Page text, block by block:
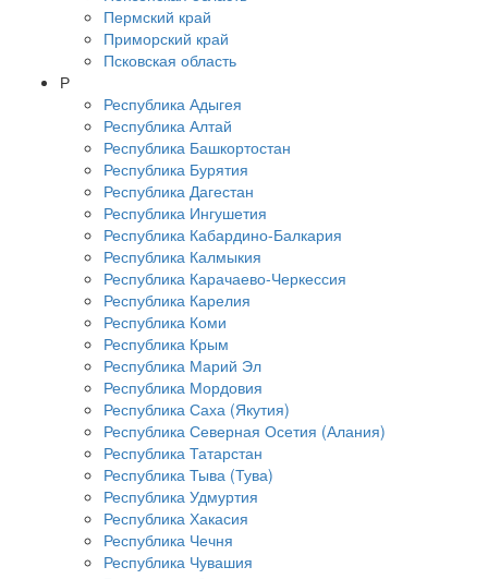
Пермский край
Приморский край
Псковская область
Р
Республика Адыгея
Республика Алтай
Республика Башкортостан
Республика Бурятия
Республика Дагестан
Республика Ингушетия
Республика Кабардино-Балкария
Республика Калмыкия
Республика Карачаево-Черкессия
Республика Карелия
Республика Коми
Республика Крым
Республика Марий Эл
Республика Мордовия
Республика Саха (Якутия)
Республика Северная Осетия (Алания)
Республика Татарстан
Республика Тыва (Тува)
Республика Удмуртия
Республика Хакасия
Республика Чечня
Республика Чувашия